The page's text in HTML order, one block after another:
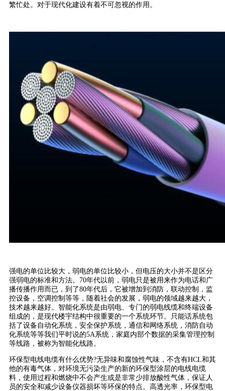
繁忙处。对于现代化建设有着不可忽视的作用。
强电的单位比较大，弱电的单位比较小，但电压的大小并不是区分
强弱电的标准和方法。70年代以前，弱电只是被用来作为电话和广
播传播作用而已，到了80年代后，它被增加到消防，联动控制，监
控设备，空调控制等等，随着社会的发展，弱电的领域越来越大，
技术越来越好。智能化系统是由弱电、专门的弱电线缆和终端设备
组成的，是现代楼宇结构中很重要的一个系统环节。只能话系统包
括了设备自动化系统，安全保护系统，通信和网络系统，消防自动
化系统等等我们平时说的5A系统，家庭内部个数据的采集管理控制
等线路，被称为智能化线路。
环保型电线电缆有什么优势?无异味和腐蚀性气味，不含有HCL和其
他的有毒气体，对环境无污染生产的新的环保型涂层的电线电缆
料，使用过程和燃烧中不会产生或是非常少排放酸性气体，保证人
员的安全和减少设备仪器损坏等环保的特点。高透光率，环保型电